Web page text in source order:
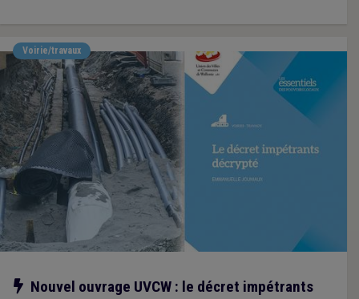
Voirie/travaux
Notre action
Nouvel ouvrage UVCW : le décret impétrants